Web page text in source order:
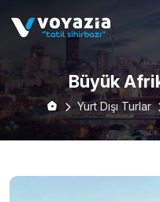
Büyük
Yurt Dışı Turlar